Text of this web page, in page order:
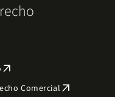
arrow_outward
Comercial arrow_outward